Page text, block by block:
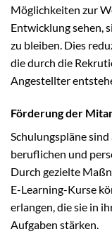
Möglichkeiten zur
Entwicklung sehen,
zu bleiben. Dies
die durch die
Angestellter
Förderung der
Schulungspläne
beruflichen und
Durch gezielte
E-Learning-Kurse
erlangen, die sie in
Aufgaben stärken.